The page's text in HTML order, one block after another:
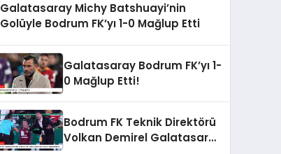
Galatasaray Michy Batshuayi’nin
Golüyle Bodrum FK’yı 1-0 Mağlup Etti
Galatasaray Bodrum FK’yı 1-
0 Mağlup Etti!
Bodrum FK Teknik Direktörü
Volkan Demirel Galatasaray